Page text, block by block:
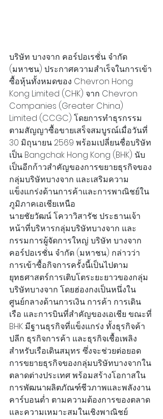
บริษัท บางจาก คอร์ปอเรชั่น จำกัด
(มหาชน) ประกาศความสำเร็จในการเข้า
ซื้อหุ้นทั้งหมดของ Chevron Hong
Kong Limited (CHK) จาก Chevron
Companies (Greater China)
Limited (CCGC) โดยการทำธุรกรรม
ตามสัญญาซื้อขายเสร็จสมบูรณ์เมื่อวันที่
30 มิถุนายน 2569 พร้อมเปลี่ยนชื่อบริษัท
เป็น Bangchak Hong Kong (BHK) นับ
เป็นอีกก้าวสำคัญของการขยายธุรกิจของ
กลุ่มบริษัทบางจาก และเสริมความ
แข็งแกร่งด้านการค้าและการพาณิชย์ใน
ภูมิภาคเอเชียเหนือ
นายชัยวัฒน์ โควาวิสารัช ประธานเจ้า
หน้าที่บริหารกลุ่มบริษัทบางจาก และ
กรรมการผู้จัดการใหญ่ บริษัท บางจาก
คอร์ปอเรชั่น จำกัด (มหาชน) กล่าวว่า
การเข้าซื้อกิจการครั้งนี้เป็นไปตาม
ยุทธศาสตร์การเติบโตระยะยาวของกลุ่ม
บริษัทบางจาก โดยฮ่องกงเป็นหนึ่งใน
ศูนย์กลางด้านการเงิน การค้า การเดิน
เรือ และการบินที่สำคัญของเอเชีย ขณะที่
BHK มีฐานธุรกิจที่แข็งแกร่ง ทั้งธุรกิจค้า
ปลีก ธุรกิจการค้า และธุรกิจเชื้อเพลิง
สำหรับเรือเดินสมุทร ซึ่งจะช่วยต่อยอด
การขยายธุรกิจของกลุ่มบริษัทบางจากใน
ตลาดต่างประเทศ พร้อมสร้างโอกาสใน
การพัฒนาผลิตภัณฑ์ชีวภาพและพลังงาน
คาร์บอนต่ำ ตามความต้องการของตลาด
และความเหมาะสมในเชิงพาณิชย์